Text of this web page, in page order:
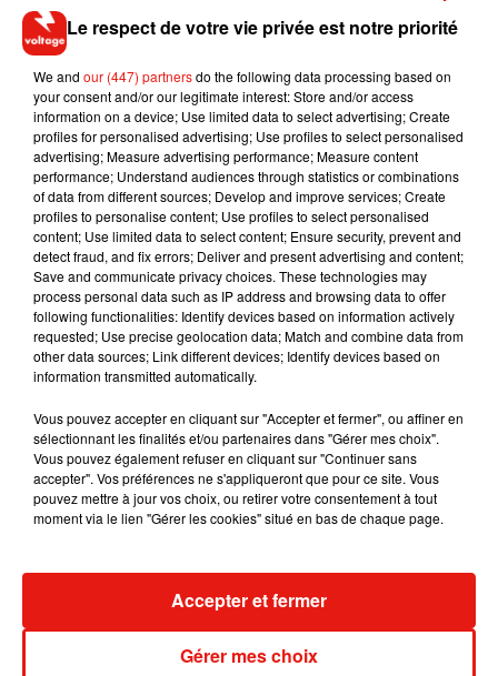
remarquable apre̬s avoir compris.. Fred a eu quelques mois
de sursis et une mesure d’éloignement jusqu’au mois de
juin.. Pervers narcissique qu’il est forcément il m’a encore
sorti les plus belles phrases qu’on peut entendre qu’on veut
entendre il est redevenu mon ami et voila̬ ce qui s’est passé
deux jours avant mon anniversaire et justement pour éviter
que je fasse la feÂte dont je reÂvais depuis plusieurs mois
avec mes amis , dont je n’ai osé appeler personnes pour
annuler et je suis sure que personne n’a pas compris
pourquoi et je m’en excuse �x�.. voila̬ vous allez savoir
pourquoi est-ce que j’ai une mauvaise voix (sur la vidéo que
j’ai publié quelques jours apre̬s mon anniversaire ) parce
que j’étais aphone a̬ force d’avoir hurlé «ARREÂTE DE ME
FRAPPER » durant 4 heures, il m’a frappé et hurler dessus
Une publication partagée parLoana �x(@loana_karesdanje) le
Le respect de votre vie privée est notre priorité
We and our (447) partnersdo the following data processing based on
your consent and/or our legitimate interest: Store and/or access
information on a device; Use limited data to select advertising; Create
profiles for personalised advertising; Use profiles to select personalised
advertising; Measure advertising performance; Measure content
performance; Understand audiences through statistics or combinations
of data from different sources; Develop and improve services; Create
profiles to personalise content; Use profiles to select personalised
content; Use limited data to select content; Ensure security, prevent and
detect fraud, and fix errors; Deliver and present advertising and content;
Save and communicate privacy choices. These technologies may
process personal data such as IP address and browsing data to offer
following functionalities: Identify devices based on information actively
requested; Use precise geolocation data; Match and combine data from
other data sources; Link different devices; Identify devices based on
information transmitted automatically.
Vous pouvez accepter en cliquant sur "Accepter et fermer", ou affiner en
sélectionnant les finalités et/ou partenaires dans "Gérer mes choix".
Vous pouvez également refuser en cliquant sur "Continuer sans
accepter". Vos préférences ne s'appliqueront que pour ce site. Vous
pouvez mettre à jour vos choix, ou retirer votre consentement à tout
moment via le lien "Gérer les cookies" situé en bas de chaque page.
Gérer mes choix
Accepter et fermer